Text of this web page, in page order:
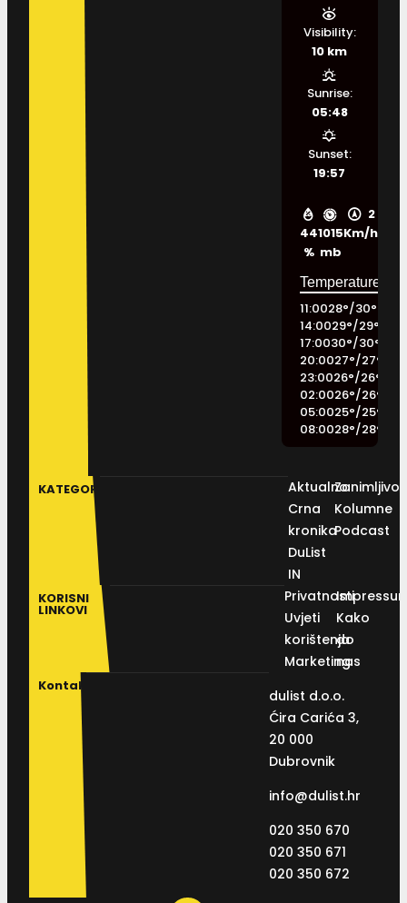
44
%
1015
mb
2
Km/h
Visibility:
10 km
Sunrise:
05:48
Sunset:
19:57
11:0028°/30°
14:0029°/29°
17:0030°/30°
20:0027°/27°
23:0026°/26°
02:0026°/26°
05:0025°/25°
08:0028°/28°
KATEGORIJE
Aktualno
Crna
kronika
DuList
IN
Kolumne
Podcast
KORISNI
LINKOVI
Privatnosti
Uvjeti
korištenja
Marketing
Kako
do
nas
Kontakt
dulist d.o.o.
Ćira Carića 3,
20 000
Dubrovnik
info@dulist.hr
020 350 670
020 350 671
020 350 672